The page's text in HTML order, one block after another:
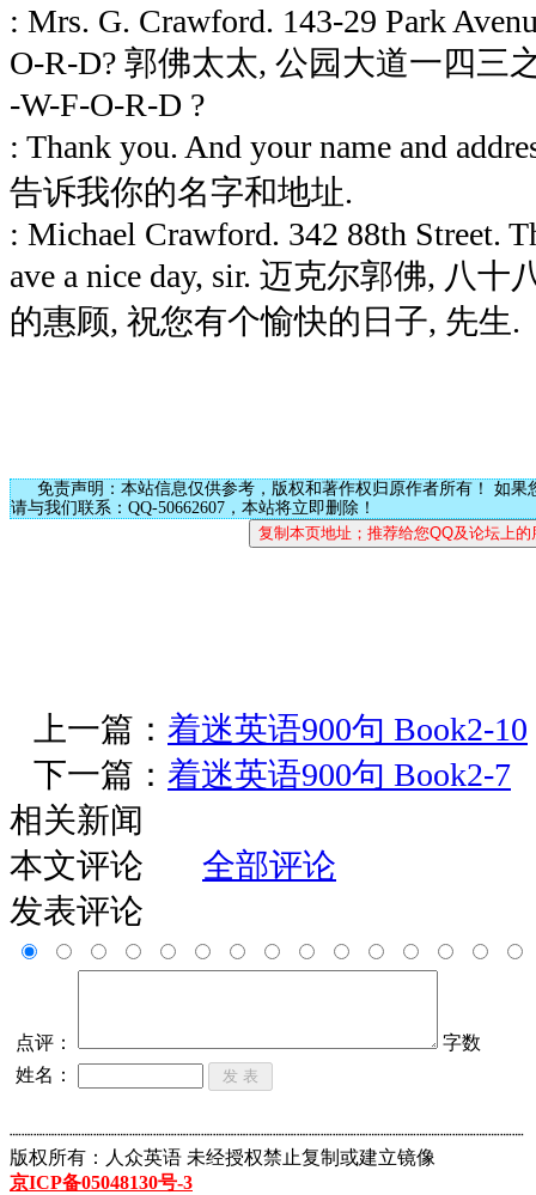
: Mrs. G. Crawford. 143-29 Park
O-R-D? 郭佛太太, 公园大道一四三
-W-F-O-R-D ?
: Thank you. And your name and
告诉我你的名字和地址.
: Michael Crawford. 342 88th Street.
ave a nice day, sir. 迈克尔郭佛, 八
的惠顾, 祝您有个愉快的日子, 先生.
免责声明：本站信息仅供参考，版权和著作权归原作者所有！ 如果
请与我们联系：QQ-50662607，本站将立即删除！
上一篇： 着迷英语900句 Book2-10
下一篇： 着迷英语900句 Book2-7
相关新闻
本文评论
全部评论
发表评论
点评：
字数
姓名：
┈┈┈┈┈┈┈┈┈┈┈┈┈┈┈┈┈┈┈┈┈┈┈┈┈┈┈┈┈┈┈┈┈┈┈┈┈┈┈┈┈┈┈
版权所有：人众英语 未经授权禁止复制或建立镜像
京ICP备05048130号-3